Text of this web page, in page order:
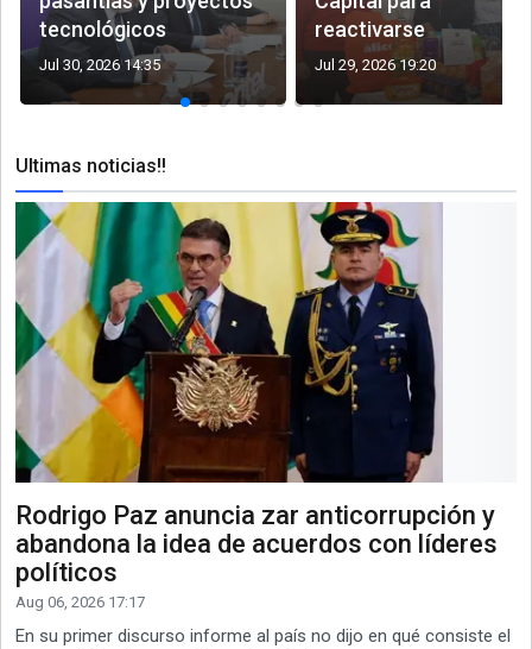
tecnológicos
Jul 30, 2026 14:35
reactivarse
Jul 29, 2026 19:20
Ultimas noticias!!
Rodrigo Paz anuncia zar anticorrupción y
abandona la idea de acuerdos con líderes
políticos
Aug 06, 2026 17:17
En su primer discurso informe al país no dijo en qué consiste el